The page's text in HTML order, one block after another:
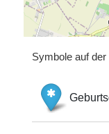
Symbole auf der